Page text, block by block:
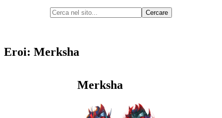
Eroi: Merksha
Merksha